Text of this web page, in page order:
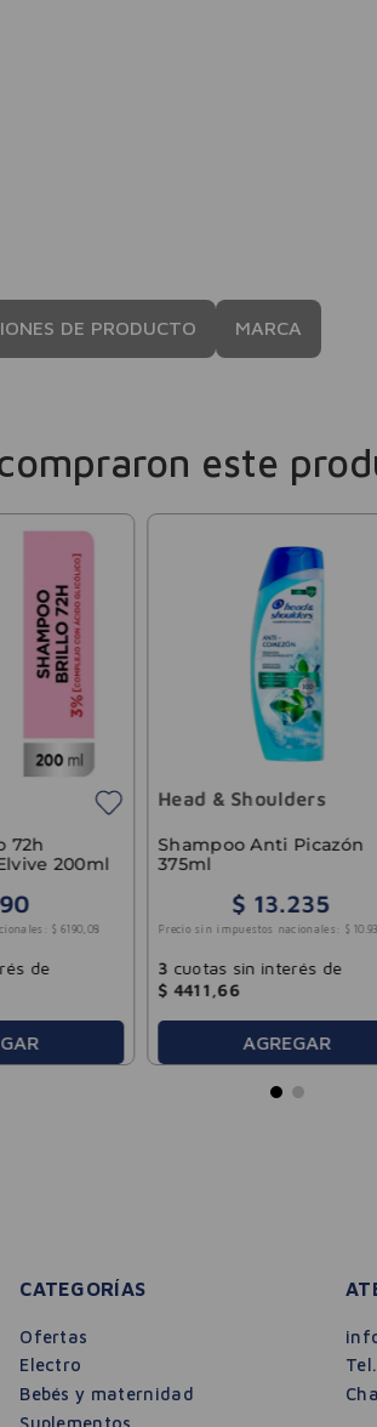
DE PRODUCTO MARCA
este
72h
200ml
$ 6190 , 08
de
Head & Shoulders
Shampoo Anti Picazón
375ml
$ 13.235
Precio sin impuestos nacionales: $ 10 .
3 cuotas sin interés de
$ 4411,66
AGREGAR
CATEGORÍAS
Ofertas
Electro
Bebés y maternidad
Suplementos